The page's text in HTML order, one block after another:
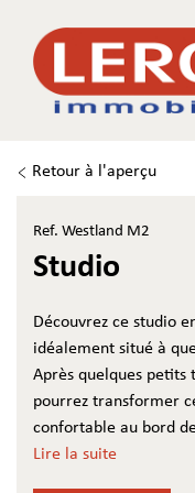
Retour à l'aperçu
Ref. Westland M2
Studio
Découvrez ce studio
idéalement situé à
Après quelques
pourrez transformer
confortable au bord
entrée avec des lits
Lire la suite